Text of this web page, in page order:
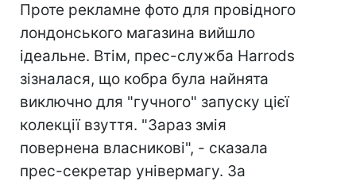
Проте рекламне фото для провідного
лондонського магазина вийшло
ідеальне. Втім, прес-служба Harrods
зізналася, що кобра була найнята
виключно для "гучного" запуску цієї
колекції взуття. "Зараз змія
повернена власникові", - сказала
прес-секретар універмагу. За